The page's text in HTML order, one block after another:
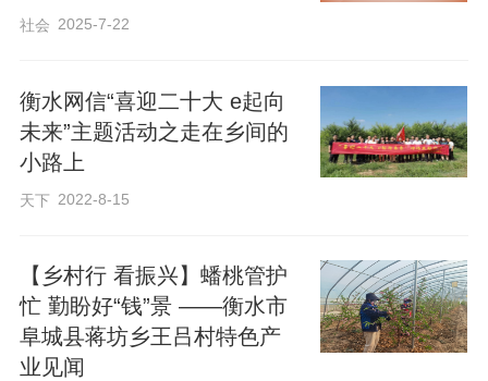
花海深处，蒋坊乡东伊村股份经济合作社
负责人伊胜明正在查看油菜花的长势。“以
前冬天田里光秃秃的，现在种上油菜花，
社会 2025-7-22
衡水网信“喜迎二十大 e起向
未来”主题活动之走在乡间的
小路上
天下 2022-8-15
【乡村行 看振兴】蟠桃管护
忙 勤盼好“钱”景 ——衡水市
阜城县蒋坊乡王吕村特色产
业见闻